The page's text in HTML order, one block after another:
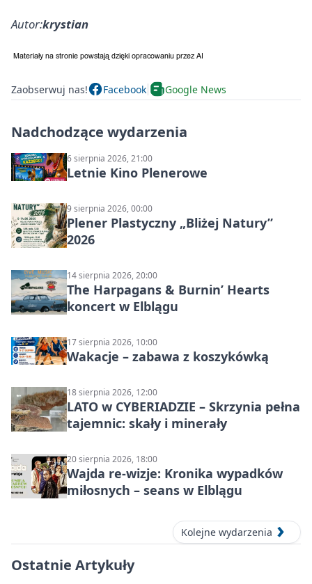
Autor:krystian
Zaobserwuj nas! Facebook Google News
Nadchodzące wydarzenia
6 sierpnia 2026, 21:00
Letnie Kino Plenerowe
9 sierpnia 2026, 00:00
Plener Plastyczny „Bliżej Natury”
2026
14 sierpnia 2026, 20:00
The Harpagans & Burnin’ Hearts
koncert w Elblągu
17 sierpnia 2026, 10:00
Wakacje – zabawa z koszykówką
18 sierpnia 2026, 12:00
LATO w CYBERIADZIE – Skrzynia pełna
tajemnic: skały i minerały
20 sierpnia 2026, 18:00
Wajda re-wizje: Kronika wypadków
miłosnych – seans w Elblągu
Kolejne wydarzenia
Ostatnie Artykuły